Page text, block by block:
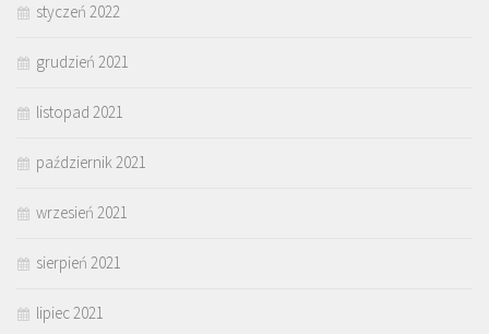
styczeń 2022
grudzień 2021
listopad 2021
październik 2021
wrzesień 2021
sierpień 2021
lipiec 2021